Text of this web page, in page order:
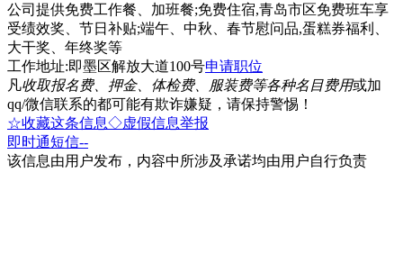
公司提供免费工作餐、加班餐;免费住宿,青岛市区免费班车享
受绩效奖、节日补贴;端午、中秋、春节慰问品,蛋糕券福利、
大干奖、年终奖等
工作地址:即墨区解放大道100号申请职位
凡收取报名费、押金、体检费、服装费等各种名目费用或加
qq/微信联系的都可能有欺诈嫌疑，请保持警惕！
☆收藏这条信息◇虚假信息举报
即时通短信--
该信息由用户发布，内容中所涉及承诺均由用户自行负责